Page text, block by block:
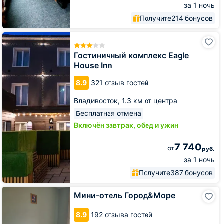
за 1 ночь
Получите214 бонусов
Гостиничный комплекс Eagle
House Inn
8.9 321 отзыв гостей
Владивосток, 1.3 км от центра
Бесплатная отмена
Включён завтрак, обед и ужин
от7 740руб.
за 1 ночь
Получите387 бонусов
Гостиничный
комплекс
Eagle
House
Inn
Мини-отель Город&Море
8.9 192 отзыва гостей
Мини-